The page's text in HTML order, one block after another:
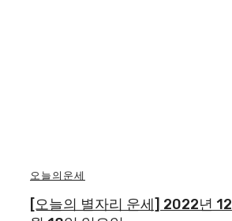
오늘의운세
[오늘의 별자리 운세] 2022년 12